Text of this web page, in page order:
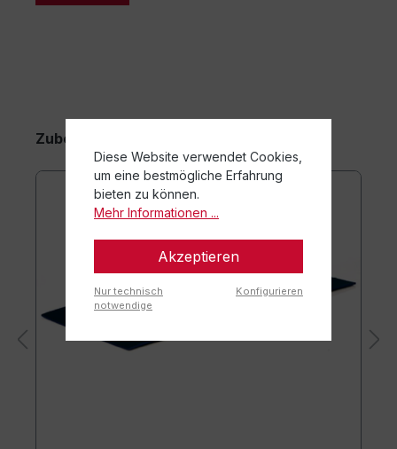
einer Welt, die zunehmend von digitalen Medien
Zubehörartikel
Diese Website verwendet Cookies,
um eine bestmögliche Erfahrung
bieten zu können.
Mehr Informationen ...
Akzeptieren
Nur technisch
notwendige
Konfigurieren